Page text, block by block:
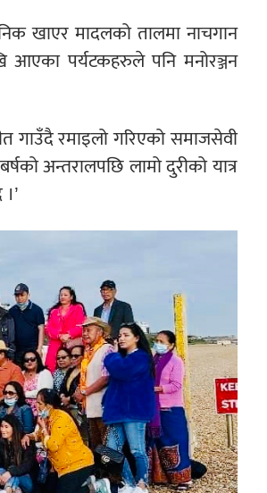
खाएर मादलको तालमा नाचगान
आएका पर्यटकहरुले पनि मनोरञ्जन
गाउँदै रमाइलो गरिएको समाजसेवी
अन्तरालपछि लामो दुरीको यात्र